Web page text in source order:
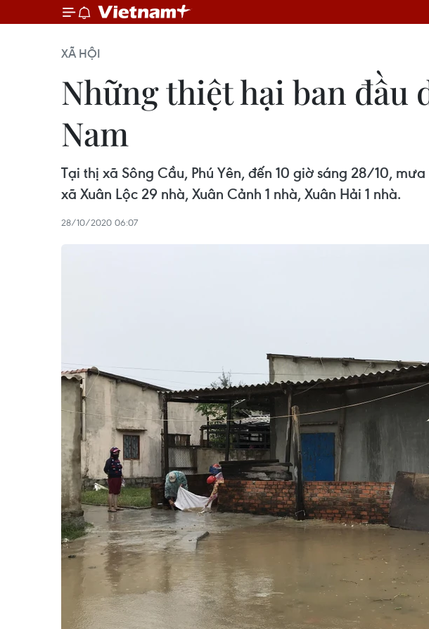
XÃ HỘI
Những thiệt hại ban đầu
Nam
Tại thị xã Sông Cầu, Phú Yên, đến 10 giờ sáng 28/10,
xã Xuân Lộc 29 nhà, Xuân Cảnh 1 nhà, Xuân Hải 1 nhà.
28/10/2020 06:07